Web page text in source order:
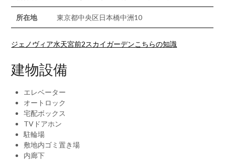
所在地 東京都中央区日本橋中洲10
ジェノヴィア水天宮前2スカイガーデンこちらの知識
建物設備
エレベーター
オートロック
宅配ボックス
TVドアホン
駐輪場
敷地内ゴミ置き場
内廊下